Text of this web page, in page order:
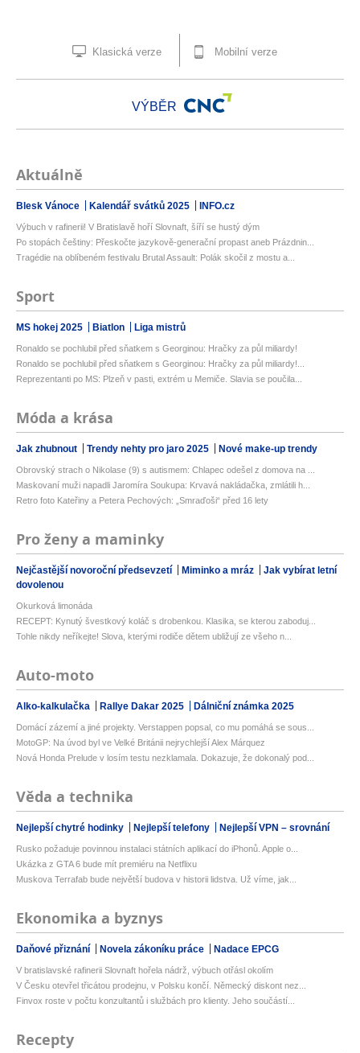
Klasická verze Mobilní verze
VÝBĚR
Aktuálně
Blesk Vánoce Kalendář svátků 2025 INFO.cz
Výbuch v rafinerii! V Bratislavě hoří Slovnaft, šíří se hustý dým
Po stopách češtiny: Přeskočte jazykově-generační propast aneb Prázdnin...
Tragédie na oblíbeném festivalu Brutal Assault: Polák skočil z mostu a...
Sport
MS hokej 2025 Biatlon Liga mistrů
Ronaldo se pochlubil před sňatkem s Georginou: Hračky za půl miliardy!
Ronaldo se pochlubil před sňatkem s Georginou: Hračky za půl miliardy!...
Reprezentanti po MS: Plzeň v pasti, extrém u Memiče. Slavia se poučila...
Móda a krása
Jak zhubnout Trendy nehty pro jaro 2025 Nové make-up trendy
Obrovský strach o Nikolase (9) s autismem: Chlapec odešel z domova na ...
Maskovaní muži napadli Jaromíra Soukupa: Krvavá nakládačka, zmlátili h...
Retro foto Kateřiny a Petera Pechových: „Smraďoši“ před 16 lety
Pro ženy a maminky
Nejčastější novoroční předsevzetí Miminko a mráz
Jak vybírat letní
dovolenou
Okurková limonáda
RECEPT: Kynutý švestkový koláč s drobenkou. Klasika, se kterou zaboduj...
Tohle nikdy neříkejte! Slova, kterými rodiče dětem ubližují ze všeho n...
Auto-moto
Alko-kalkulačka Rallye Dakar 2025 Dálniční známka 2025
Domácí zázemí a jiné projekty. Verstappen popsal, co mu pomáhá se sous...
MotoGP: Na úvod byl ve Velké Británii nejrychlejší Alex Márquez
Nová Honda Prelude v losím testu nezklamala. Dokazuje, že dokonalý pod...
Věda a technika
Nejlepší chytré hodinky Nejlepší telefony Nejlepší VPN – srovnání
Rusko požaduje povinnou instalaci státních aplikací do iPhonů. Apple o...
Ukázka z GTA 6 bude mít premiéru na Netflixu
Muskova Terrafab bude největší budova v historii lidstva. Už víme, jak...
Ekonomika a byznys
Daňové přiznání Novela zákoníku práce Nadace EPCG
V bratislavské rafinerii Slovnaft hořela nádrž, výbuch otřásl okolím
V Česku otevřel třicátou prodejnu, v Polsku končí. Německý diskont nez...
Finvox roste v počtu konzultantů i službách pro klienty. Jeho součástí...
Recepty